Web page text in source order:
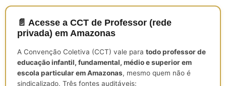
📄 Acesse a CCT de Professor (rede
privada) em Amazonas
A Convenção Coletiva (CCT) vale para todo professor de
educação infantil, fundamental, médio e superior em
escola particular em Amazonas, mesmo quem não é
sindicalizado. Três fontes auditáveis: